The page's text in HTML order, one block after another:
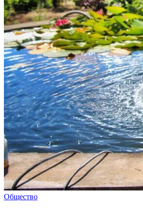
Общество